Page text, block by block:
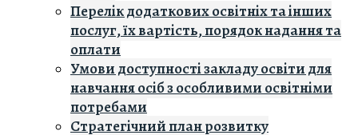
Перелік додаткових освітніх та інших
послуг, їх вартість, порядок надання та
оплати
Умови доступності закладу освіти для
навчання осіб з особливими освітніми
потребами
Стратегічний план розвитку